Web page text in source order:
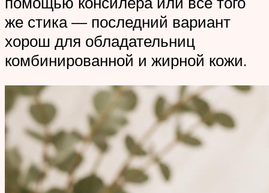
же стика — последний вариант
хорош для обладательниц
комбинированной и жирной кожи.